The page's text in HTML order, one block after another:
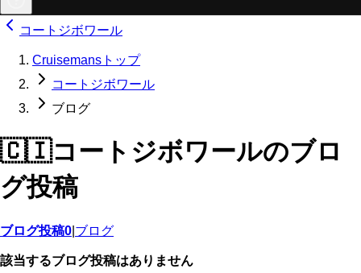
コートジボワール
Cruisemansトップ
コートジボワール
ブログ
🇨🇮コートジボワールのブロ
グ投稿
ブログ投稿0 ブログ
該当するブログ投稿はありません